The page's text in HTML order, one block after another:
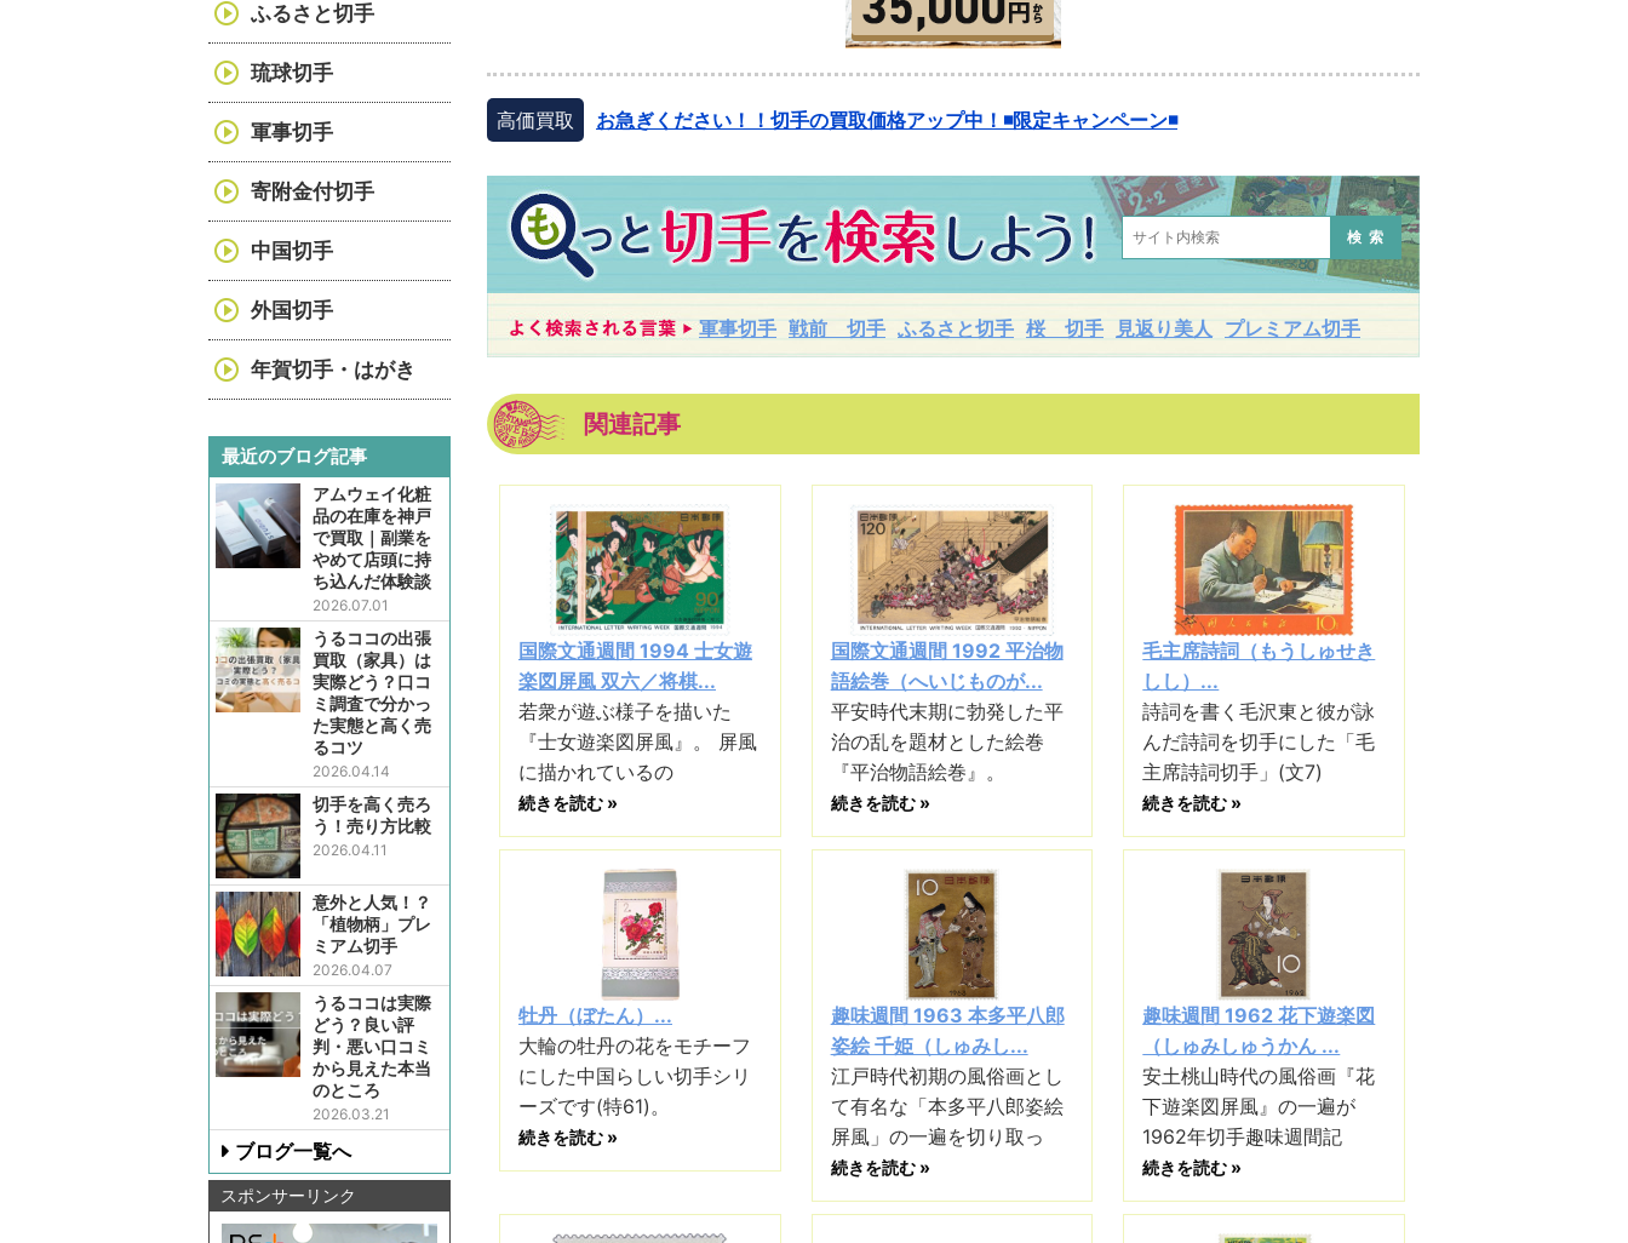
高価買取 お急ぎください！！切手の買取価格アップ中！◾️限定キャンペーン◾️
検索
軍事切手 戦前 切手 ふるさと切手 桜 切手 見返り美人 プレミアム切手
関連記事
国際文通週間 1994 士女遊
楽図屏風 双六／将棋...
若衆が遊ぶ様子を描いた
『士女遊楽図屏風』。 屏風
に描かれているの
続きを読む »
国際文通週間 1992 平治物
語絵巻（へいじものが...
平安時代末期に勃発した平
治の乱を題材とした絵巻
『平治物語絵巻』。
続きを読む »
毛主席詩詞（もうしゅせき
しし）...
詩詞を書く毛沢東と彼が詠
んだ詩詞を切手にした「毛
主席詩詞切手」(文7)
続きを読む »
牡丹（ぼたん）...
大輪の牡丹の花をモチーフ
にした中国らしい切手シリ
ーズです(特61)。
続きを読む »
趣味週間 1963 本多平八郎
姿絵 千姫（しゅみし...
江戸時代初期の風俗画とし
て有名な「本多平八郎姿絵
屏風」の一遍を切り取っ
続きを読む »
趣味週間 1962 花下遊楽図
（しゅみしゅうかん ...
安土桃山時代の風俗画『花
下遊楽図屏風』の一遍が
1962年切手趣味週間記
続きを読む »
ふるさと切手
琉球切手
軍事切手
寄附金付切手
中国切手
外国切手
年賀切手・はがき
最近のブログ記事
アムウェイ化粧
品の在庫を神戸
で買取｜副業を
やめて店頭に持
ち込んだ体験談
2026.07.01
うるココの出張
買取（家具）は
実際どう？口コ
ミ調査で分かっ
た実態と高く売
るコツ
2026.04.14
切手を高く売ろ
う！売り方比較
2026.04.11
意外と人気！？
「植物柄」プレ
ミアム切手
2026.04.07
うるココは実際
どう？良い評
判・悪い口コミ
から見えた本当
のところ
2026.03.21
ブログ一覧へ
スポンサーリンク